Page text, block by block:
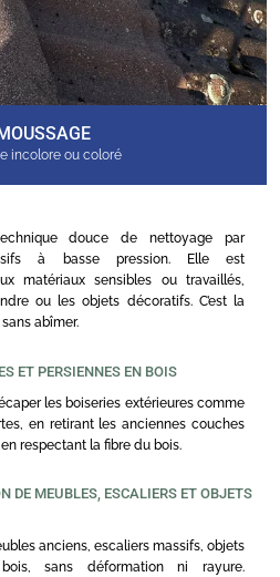
incolore ou coloré
douce de nettoyage par
à basse pression. Elle est
matériaux sensibles ou travaillés,
ou les objets décoratifs. C’est la
abîmer.
ET PERSIENNES EN BOIS
les boiseries extérieures comme
en retirant les anciennes couches
respectant la fibre du bois.
DE MEUBLES, ESCALIERS ET OBJETS
anciens, escaliers massifs, objets
sans déformation ni rayure.